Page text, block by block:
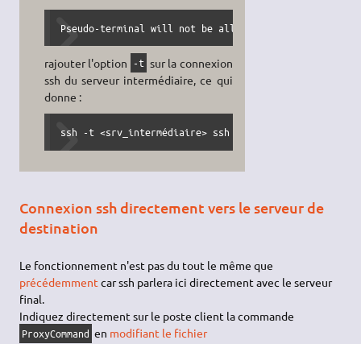
Pseudo-terminal will not be allocated because stdin
rajouter l'option -t sur la connexion
ssh du serveur intermédiaire, ce qui
donne :
ssh -t <srv_intermédiaire> ssh <srv_final>
Connexion ssh directement vers le serveur de
destination
Le fonctionnement n'est pas du tout le même que
précédemment car ssh parlera ici directement avec le serveur
final.
Indiquez directement sur le poste client la commande
ProxyCommand en modifiant le fichier